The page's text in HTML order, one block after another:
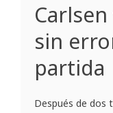
sin
partida
Después de dos